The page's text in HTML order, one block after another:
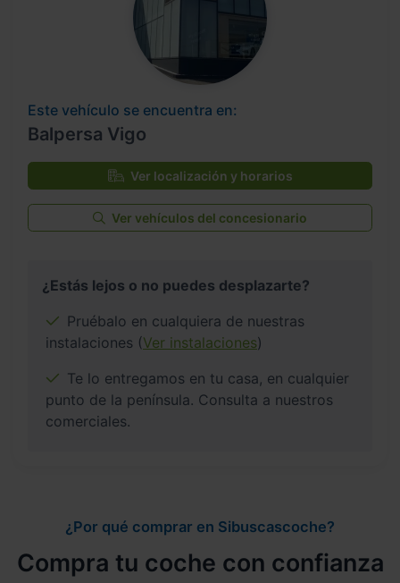
Este vehículo se encuentra en:
Balpersa Vigo
Ver localización y horarios
Ver vehículos del concesionario
¿Estás lejos o no puedes desplazarte?
Pruébalo en cualquiera de nuestras
instalaciones (Ver instalaciones)
Te lo entregamos en tu casa, en cualquier
punto de la península. Consulta a nuestros
comerciales.
¿Por qué comprar en Sibuscascoche?
Compra tu coche con confianza